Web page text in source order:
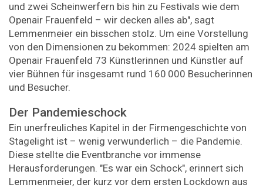
und zwei Scheinwerfern bis hin zu Festivals wie dem
Openair Frauenfeld – wir decken alles ab", sagt
Lemmenmeier ein bisschen stolz. Um eine Vorstellung
von den Dimensionen zu bekommen: 2024 spielten am
Openair Frauenfeld 73 Künstlerinnen und Künstler auf
vier Bühnen für insgesamt rund 160 000 Besucherinnen
und Besucher.
Der Pandemieschock
Ein unerfreuliches Kapitel in der Firmengeschichte von
Stagelight ist – wenig verwunderlich – die Pandemie.
Diese stellte die Eventbranche vor immense
Herausforderungen. "Es war ein Schock", erinnert sich
Lemmenmeier, der kurz vor dem ersten Lockdown aus